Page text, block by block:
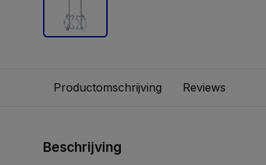
Productomschrijving Reviews
Beschrijving